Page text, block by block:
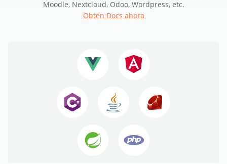
Moodle, Nextcloud, Odoo, Wordpress, etc.
Obtén Docs ahora